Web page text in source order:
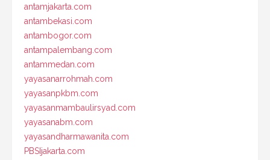
antamjakarta.com
antambekasi.com
antambogor.com
antampalembang.com
antammedan.com
yayasanarrohmah.com
yayasanpkbm.com
yayasanmambaulirsyad.com
yayasanabm.com
yayasandharmawanita.com
PBSIjakarta.com